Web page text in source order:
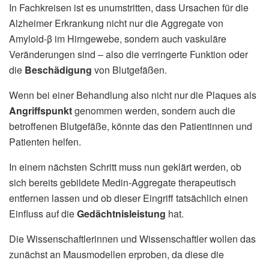
In Fachkreisen ist es unumstritten, dass Ursachen für die
Alzheimer Erkrankung nicht nur die Aggregate von
Amyloid-β im Hirngewebe, sondern auch vaskuläre
Veränderungen sind – also die verringerte Funktion oder
die Beschädigung von Blutgefäßen.
Wenn bei einer Behandlung also nicht nur die Plaques als
Angriffspunktgenommen werden, sondern auch die
betroffenen Blutgefäße, könnte das den Patientinnen und
Patienten helfen.
In einem nächsten Schritt muss nun geklärt werden, ob
sich bereits gebildete Medin-Aggregate therapeutisch
entfernen lassen und ob dieser Eingriff tatsächlich einen
Einfluss auf dieGedächtnisleistung hat.
Die Wissenschaftlerinnen und Wissenschaftler wollen das
zunächst an Mausmodellen erproben, da diese die